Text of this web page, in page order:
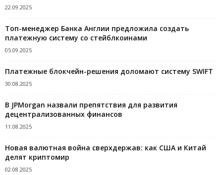
22.09.2025
Топ-менеджер Банка Англии предложила создать
платежную систему со стейблкоинами
05.09.2025
Платежные блокчейн-решения доломают систему SWIFT
30.08.2025
В JPMorgan назвали препятствия для развития
децентрализованных финансов
11.08.2025
Новая валютная война сверхдержав: как США и Китай
делят криптомир
02.08.2025